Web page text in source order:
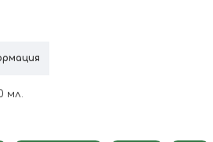
мл.